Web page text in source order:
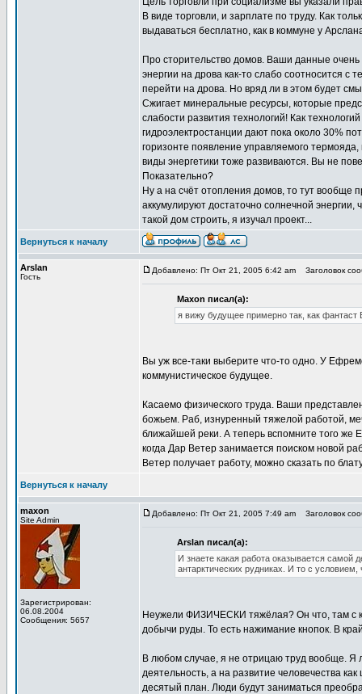
В виде торговли, и зарплате по труду. Как
выдаваться бесплатно, как в коммуне у
Про сторительство домов. Ваши данные
энергии на дрова как-то слабо соотносится
перейти на дрова. Но вряд ли в этом будет
Сжигает минеральные ресурсы, которые
слабости развития технологий! Как
гидроэлектростанции дают пока около 30%
горизонте появление управляемого
виды энергетики тоже развиваются. Вы не
Показательно?
Ну а на счёт отопления домов, то тут вообще
аккумулируют достаточно солнечной
такой дом строить, я изучал проект...
Вернуться к началу
Arslan
Гость
Добавлено: Пт Окт 21, 2005 6:42 am Заголовок
Maxon писал(а):
я вижу будущее примерно так, как
Вы уж все-таки выберите что-то одно. У
коммунистическое будущее.
Касаемо физического труда. Ваши
божьем. Раб, изнуренный тяжелой работой,
ближайшей реки. А теперь вспомните того же
когда Дар Ветер занимается поиском новой
Ветер получает работу, можно сказать по
Вернуться к началу
maxon
Site Admin
Зарегистрирован:
06.08.2004
Сообщения: 5657
Добавлено: Пт Окт 21, 2005 7:49 am Заголовок
Arslan писал(а):
И знаете какая работа оказывается самой
антарктических рудниках. И то с
Неужели ФИЗИЧЕСКИ тяжёлая? Он что, там с
добычи руды. То есть нажимание кнопок. В
В любом случае, я не отрицаю труд вообще. Я
деятельность, а на развитие человечества
десятый план. Люди будут заниматься